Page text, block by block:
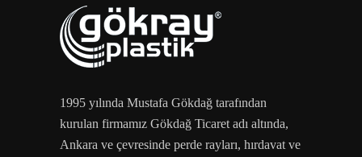
1995 yılında Mustafa Gökdağ tarafından
kurulan firmamız Gökdağ Ticaret adı altında,
Ankara ve çevresinde perde rayları, hırdavat ve